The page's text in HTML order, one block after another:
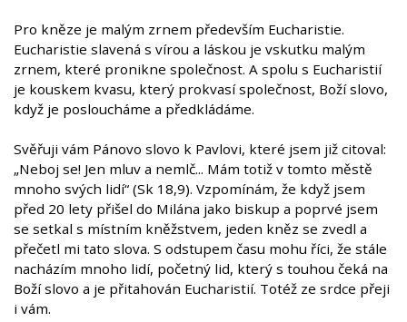
Pro kněze je malým zrnem především Eucharistie.
Eucharistie slavená s vírou a láskou je vskutku malým
zrnem, které pronikne společnost. A spolu s Eucharistií
je kouskem kvasu, který prokvasí společnost, Boží slovo,
když je posloucháme a předkládáme.
Svěřuji vám Pánovo slovo k Pavlovi, které jsem již citoval:
„Neboj se! Jen mluv a nemlč... Mám totiž v tomto městě
mnoho svých lidí“ (Sk 18,9). Vzpomínám, že když jsem
před 20 lety přišel do Milána jako biskup a poprvé jsem
se setkal s místním kněžstvem, jeden kněz se zvedl a
přečetl mi tato slova. S odstupem času mohu říci, že stále
nacházím mnoho lidí, početný lid, který s touhou čeká na
Boží slovo a je přitahován Eucharistií. Totéž ze srdce přeji
i vám.